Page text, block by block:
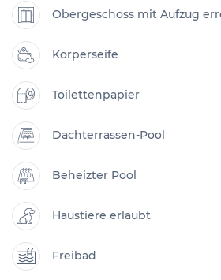
Obergeschoss mit Aufzug
Körperseife
Toilettenpapier
Dachterrassen-Pool
Beheizter Pool
Haustiere erlaubt
Freibad